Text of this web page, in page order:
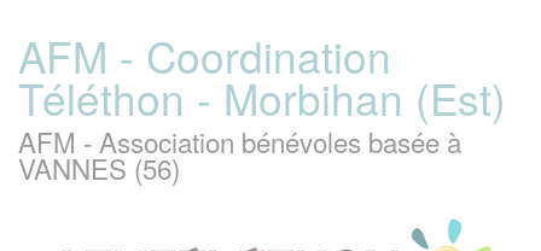
AFM - Coordination
Téléthon - Morbihan (Est)
AFM - Association bénévoles basée à
VANNES (56)